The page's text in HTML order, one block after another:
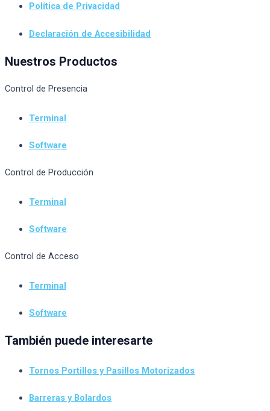
Política de Privacidad
Declaración de Accesibilidad
Nuestros Productos
Control de Presencia
Terminal
Software
Control de Producción
Terminal
Software
Control de Acceso
Terminal
Software
También puede interesarte
Tornos Portillos y Pasillos Motorizados
Barreras y Bolardos